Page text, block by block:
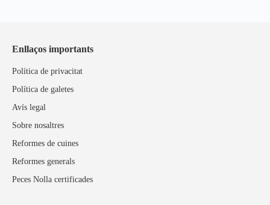
Enllaços importants
Política de privacitat
Política de galetes
Avís legal
Sobre nosaltres
Reformes de cuines
Reformes generals
Peces Nolla certificades